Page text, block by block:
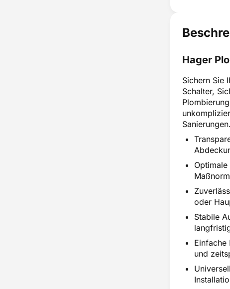
Hager
Sichern Sie
Schalter,
Sanierungen.
oder
Stabile
Einfache
und